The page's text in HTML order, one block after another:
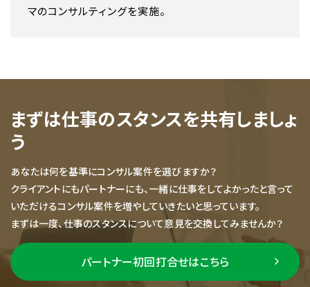
マのコンサルティングを実施。
まずは仕事のスタンスを共有しましょ
う
あなたは何を基準にコンサル案件を選びますか？
クライアントにもパートナーにも、一緒に仕事をしてよかったと言って
いただけるコンサル案件を増やしていきたいと思っています。
まずは一度、仕事のスタンスについて意見を交換してみませんか？
パートナー初回打合せはこちら